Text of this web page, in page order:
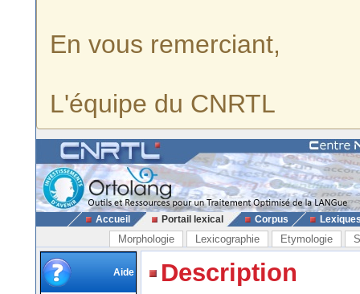
En vous remerciant,
L'équipe du CNRTL
Accueil Portail lexical Corpus
Morphologie Lexicographie Etymologie
Aide Description